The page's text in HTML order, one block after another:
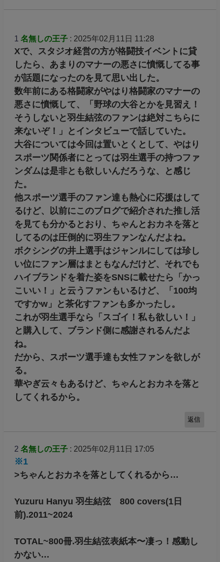
1 名無しの王子: 2025年02月11日 11:28
Xで、スタジオ経営の方が格闘技イベントに貸
したら、あまりのマナーの悪さに憤慨してる事
が話題になったのを見て思い出した。
数年前にある格闘家がやはり格闘家のマナーの
悪さに憤慨して、「野球の大谷とかを見習え！
そうしないと羽生結弦のファンは絶対こちらに
来ないぞ！」とインタビューで話していた。
大谷については今回は置いとくとして、やはり
スポーツ関係者にとっては羽生選手の持つファ
ンダムは是非とも欲しいんだろうな、と感じ
た。
他スポーツ選手のファン達も熱心に応援はして
るけど、以前にこのブログで紹介された推し活
を見ても分かるとおり、ちゃんとおカネを落と
してるのは圧倒的に羽生ファンなんだよね。
ボクシングの井上選手はジャンルにしては珍し
い位にファン層はまともなんだけど、それでも
ハイブランドを着た姿をSNSに載せたら「かっ
こいい！」と云うファンもいるけど、「100均
ですかw」と茶化すファンも多かったし。
これが羽生選手なら「スゴイ！私も欲しい！」
と購入して、ブランド側に感謝されるんだよ
ね。
だから、スポーツ選手達も女性ファンを欲しが
る。
華やぎ云々もあるけど、ちゃんとおカネを落と
してくれるから。
返信
2 名無しの王子: 2025年02月11日 17:05
※1
>ちゃんとおカネを落としてくれるから…
Yuzuru Hanyu 羽生結弦 800 covers(1日
前).2011~2024
TOTAL~800冊.羽生結弦表紙本〜凄っ！感動し
かない…